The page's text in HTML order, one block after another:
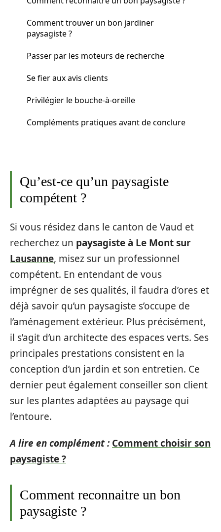
Comment trouver un bon jardiner
paysagiste ?
Passer par les moteurs de recherche
Se fier aux avis clients
Privilégier le bouche-à-oreille
Compléments pratiques avant de conclure
Qu’est-ce qu’un paysagiste
compétent ?
Si vous résidez dans le canton de Vaud et
recherchez un paysagiste à Le Mont sur
Lausanne, misez sur un professionnel
compétent. En entendant de vous
imprégner de ses qualités, il faudra d’ores et
déjà savoir qu’un paysagiste s’occupe de
l’aménagement extérieur. Plus précisément,
il s’agit d’un architecte des espaces verts. Ses
principales prestations consistent en la
conception d’un jardin et son entretien. Ce
dernier peut également conseiller son client
sur les plantes adaptées au paysage qui
l’entoure.
A lire en complément : Comment choisir son
paysagiste ?
Comment reconnaitre un bon
paysagiste ?